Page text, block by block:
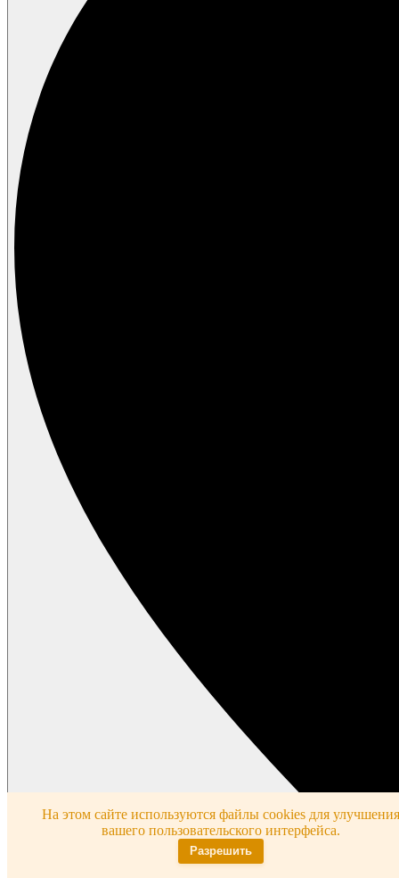
На этом сайте используются файлы cookies для улучшения
вашего пользовательского интерфейса.
Разрешить